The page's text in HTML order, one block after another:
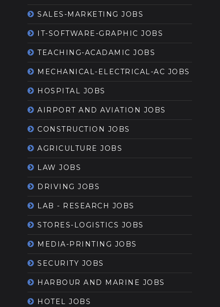
SALES-MARKETING JOBS
IT-SOFTWARE-GRAPHIC JOBS
TEACHING-ACADAMIC JOBS
MECHANICAL-ELECTRICAL-AC JOBS
HOSPITAL JOBS
AIRPORT AND AVIATION JOBS
CONSTRUCTION JOBS
AGRICULTURE JOBS
LAW JOBS
DRIVING JOBS
LAB - RESEARCH JOBS
STORES-LOGISTICS JOBS
MEDIA-PRINTING JOBS
SECURITY JOBS
HARBOUR AND MARINE JOBS
HOTEL JOBS